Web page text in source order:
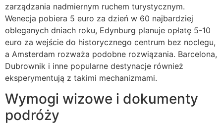
zarządzania nadmiernym ruchem turystycznym.
Wenecja pobiera 5 euro za dzień w 60 najbardziej
obleganych dniach roku, Edynburg planuje opłatę 5-10
euro za wejście do historycznego centrum bez noclegu,
a Amsterdam rozważa podobne rozwiązania. Barcelona,
Dubrownik i inne popularne destynacje również
eksperymentują z takimi mechanizmami.
Wymogi wizowe i dokumenty
podróży